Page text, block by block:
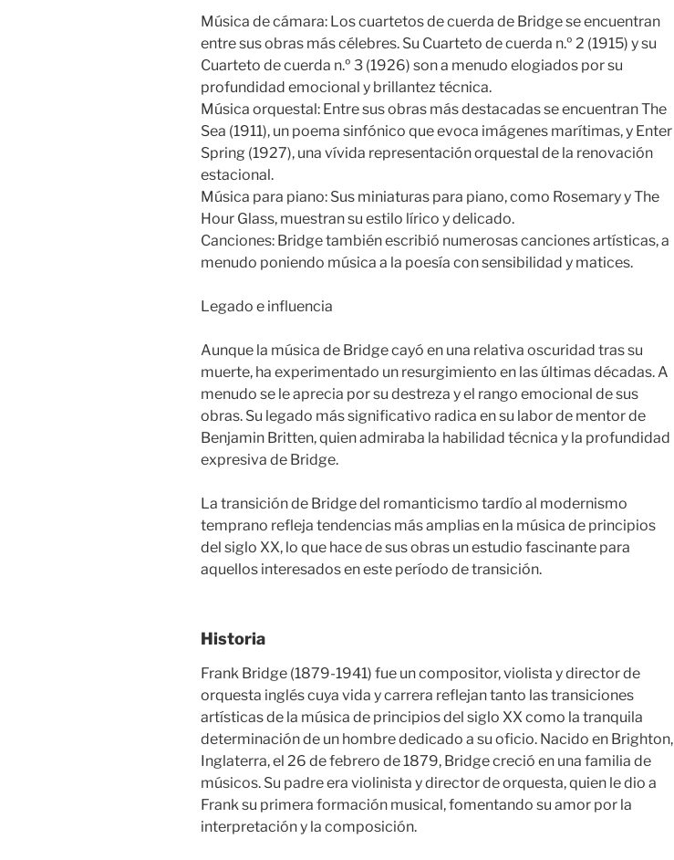
Música de cámara: Los cuartetos de cuerda de Bridge se encuentran
entre sus obras más célebres. Su Cuarteto de cuerda n.º 2 (1915) y su
Cuarteto de cuerda n.º 3 (1926) son a menudo elogiados por su
profundidad emocional y brillantez técnica.
Música orquestal: Entre sus obras más destacadas se encuentran The
Sea (1911), un poema sinfónico que evoca imágenes marítimas, y Enter
Spring (1927), una vívida representación orquestal de la renovación
estacional.
Música para piano: Sus miniaturas para piano, como Rosemary y The
Hour Glass, muestran su estilo lírico y delicado.
Canciones: Bridge también escribió numerosas canciones artísticas, a
menudo poniendo música a la poesía con sensibilidad y matices.
Legado e influencia
Aunque la música de Bridge cayó en una relativa oscuridad tras su
muerte, ha experimentado un resurgimiento en las últimas décadas. A
menudo se le aprecia por su destreza y el rango emocional de sus
obras. Su legado más significativo radica en su labor de mentor de
Benjamin Britten, quien admiraba la habilidad técnica y la profundidad
expresiva de Bridge.
La transición de Bridge del romanticismo tardío al modernismo
temprano refleja tendencias más amplias en la música de principios
del siglo XX, lo que hace de sus obras un estudio fascinante para
aquellos interesados en este período de transición.
Historia
Frank Bridge (1879-1941) fue un compositor, violista y director de
orquesta inglés cuya vida y carrera reflejan tanto las transiciones
artísticas de la música de principios del siglo XX como la tranquila
determinación de un hombre dedicado a su oficio. Nacido en Brighton,
Inglaterra, el 26 de febrero de 1879, Bridge creció en una familia de
músicos. Su padre era violinista y director de orquesta, quien le dio a
Frank su primera formación musical, fomentando su amor por la
interpretación y la composición.